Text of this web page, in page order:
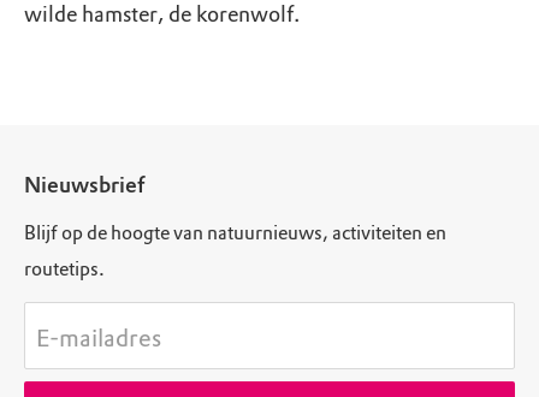
wilde hamster, de korenwolf.
Nieuwsbrief
Blijf op de hoogte van natuurnieuws, activiteiten en
routetips.
E-mailadres